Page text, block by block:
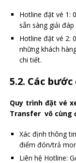
Hotline đặt vé 1:
sẵn sàng giải
Hotline đặt vé 2:
những khách
chi tiết.
5.2. Các
Quy trình đặt vé
Transfer vô cùng
Xác định thông
điểm đón/trả
Liên hệ Hotline: